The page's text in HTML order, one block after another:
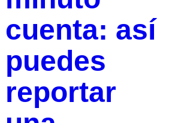
cuenta: así
puedes
reportar